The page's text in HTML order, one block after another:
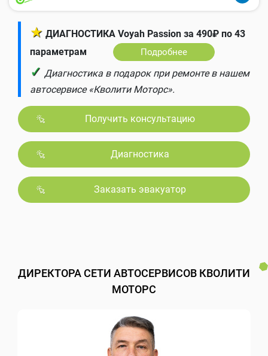
★ ДИАГНОСТИКА Voyah Passion за 490₽ по 43
параметрам
Подробнее
✓ Диагностика в подарок при ремонте в нашем
автосервисе «Кволити Моторс».
Получить консультацию
Диагностика
Заказать эвакуатор
ДИРЕКТОРА СЕТИ АВТОСЕРВИСОВ КВОЛИТИ
МОТОРС